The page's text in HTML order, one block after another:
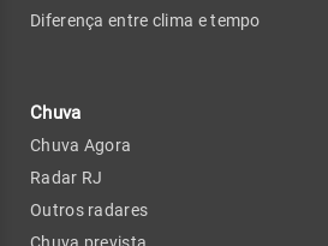
Diferença entre clima e tempo
Chuva
Chuva Agora
Radar RJ
Outros radares